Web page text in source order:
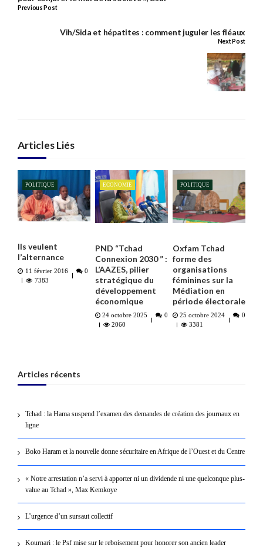
Previous Post
Vih/Sida et hépatites : comment juguler les fléaux
Next Post
Articles Liés
POLITIQUE
Ils veulent
l’alternance
11 février 2016
0
7383
ECONOMIE
PND “Tchad
Connexion 2030 ” :
L’AAZES, pilier
stratégique du
développement
économique
24 octobre 2025
0
2060
POLITIQUE
Oxfam Tchad
forme des
organisations
féminines sur la
Médiation en
période électorale
25 octobre 2024
0
3381
Articles récents
Tchad : la Hama suspend l’examen des demandes de création des journaux en
ligne
Boko Haram et la nouvelle donne sécuritaire en Afrique de l’Ouest et du Centre
« Notre arrestation n’a servi à apporter ni un dividende ni une quelconque plus-
value au Tchad », Max Kemkoye
L’urgence d’un sursaut collectif
Kournari : le Psf mise sur le reboisement pour honorer son ancien leader